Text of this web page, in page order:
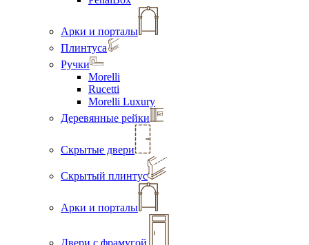
Арки и порталы
Плинтуса
Ручки
Morelli
Rucetti
Morelli Luxury
Деревянные рейки
Скрытые двери
Скрытый плинтус
Арки и порталы
Двери с фрамугой